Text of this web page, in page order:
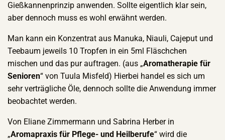
Gießkannenprinzip anwenden. Sollte eigentlich klar sein,
aber dennoch muss es wohl erwähnt werden.
Man kann ein Konzentrat aus Manuka, Niauli, Cajeput und
Teebaum jeweils 10 Tropfen in ein 5ml Fläschchen
mischen und das pur auftragen. (aus „Aromatherapie für
Senioren“ von Tuula Misfeld) Hierbei handel es sich um
sehr verträgliche Öle, dennoch sollte die Anwendung immer
beobachtet werden.
Von Eliane Zimmermann und Sabrina Herber in
„Aromapraxis für Pflege- und Heilberufe“ wird die